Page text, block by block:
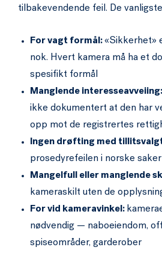
tilbakevendende feil. De
For vagt formål:«Sikkerhet»
nok. Hvert kamera må ha et
spesifikt formål
Manglende interesseavveiing:
ikke dokumentert at den har
opp mot de registrertes
Ingen drøfting med
prosedyrefeilen i norske saker
Mangelfull eller manglende
kameraskilt uten de
For vid kameravinkel:
nødvendig — naboeiendom,
spiseområder, garderober